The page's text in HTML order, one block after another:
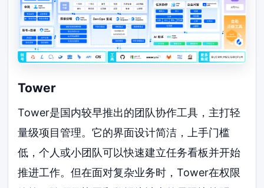
Tower
Tower是国内较早推出的团队协作工具，主打轻
量级项目管理。它的界面设计简洁，上手门槛
低，个人或小团队可以快速建立任务看板并开始
推进工作。但在面对复杂业务时，Tower在权限